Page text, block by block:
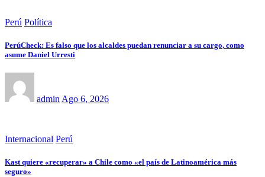
Perú Política
PerúCheck: Es falso que los alcaldes puedan renunciar a su cargo, como
asume Daniel Urresti
admin Ago 6, 2026
Internacional Perú
Kast quiere «recuperar» a Chile como «el país de Latinoamérica más
seguro»